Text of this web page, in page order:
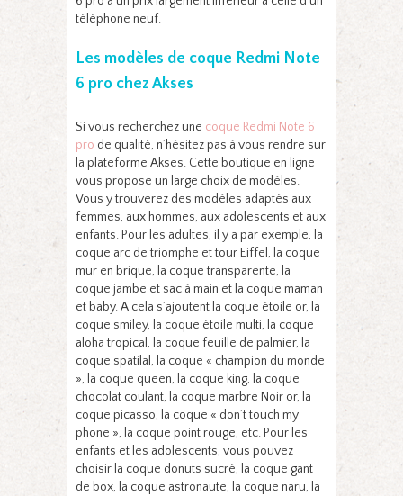
téléphone neuf.
Les modèles de coque Redmi Note
6 pro chez Akses
Si vous recherchez une coque Redmi Note 6
pro de qualité, n’hésitez pas à vous rendre sur
la plateforme Akses. Cette boutique en ligne
vous propose un large choix de modèles.
Vous y trouverez des modèles adaptés aux
femmes, aux hommes, aux adolescents et aux
enfants. Pour les adultes, il y a par exemple, la
coque arc de triomphe et tour Eiffel, la coque
mur en brique, la coque transparente, la
coque jambe et sac à main et la coque maman
et baby. A cela s’ajoutent la coque étoile or, la
coque smiley, la coque étoile multi, la coque
aloha tropical, la coque feuille de palmier, la
coque spatilal, la coque « champion du monde
», la coque queen, la coque king, la coque
chocolat coulant, la coque marbre Noir or, la
coque picasso, la coque « don’t touch my
phone », la coque point rouge, etc. Pour les
enfants et les adolescents, vous pouvez
choisir la coque donuts sucré, la coque gant
de box, la coque astronaute, la coque naru, la